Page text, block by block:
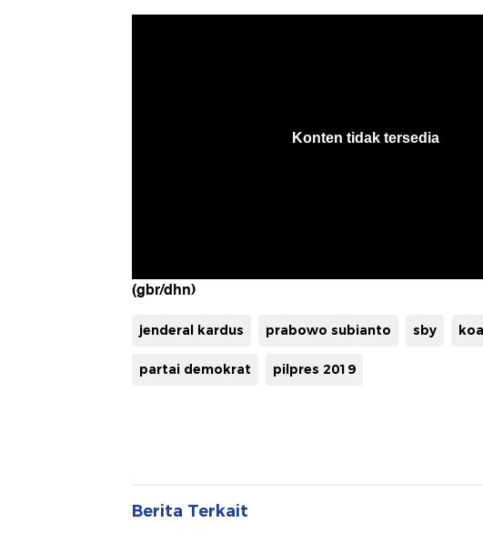
(gbr/dhn)
jenderal kardus prabowo subianto sby
partai demokrat pilpres 2019
Berita Terkait